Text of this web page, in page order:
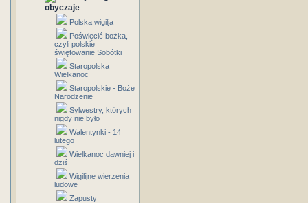
obyczaje
Polska wigilja
Poświęcić bożka,
czyli polskie
świętowanie Sobótki
Staropolska
Wielkanoc
Staropolskie - Boże
Narodzenie
Sylwestry, których
nigdy nie było
Walentynki - 14
lutego
Wielkanoc dawniej i
dziś
Wigilijne wierzenia
ludowe
Zapusty